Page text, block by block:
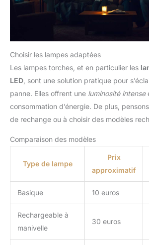
Choisir les lampes adaptées
Les lampes torches, et en particulier les
LED , sont une solution pratique pour
panne. Elles offrent une luminosité intense
consommation d’énergie. De plus,
de rechange ou à choisir des modèles
Comparaison des modèles
Type de lampe
Prix
approximatif
Basique 10 euros
Rechargeable à
manivelle
30 euros